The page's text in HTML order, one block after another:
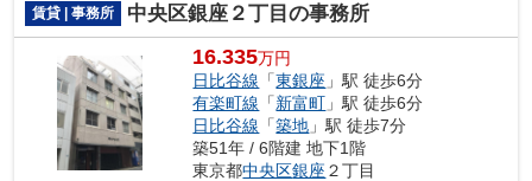
賃貸 | 事務所 中央区銀座２丁目の事務所
16.335万円
日比谷線 「東銀座 」駅 徒歩6分
有楽町線 「新富町 」駅 徒歩6分
日比谷線 「築地 」駅 徒歩7分
築51年 / 6階建 地下1階
東京都中央区銀座 ２丁目